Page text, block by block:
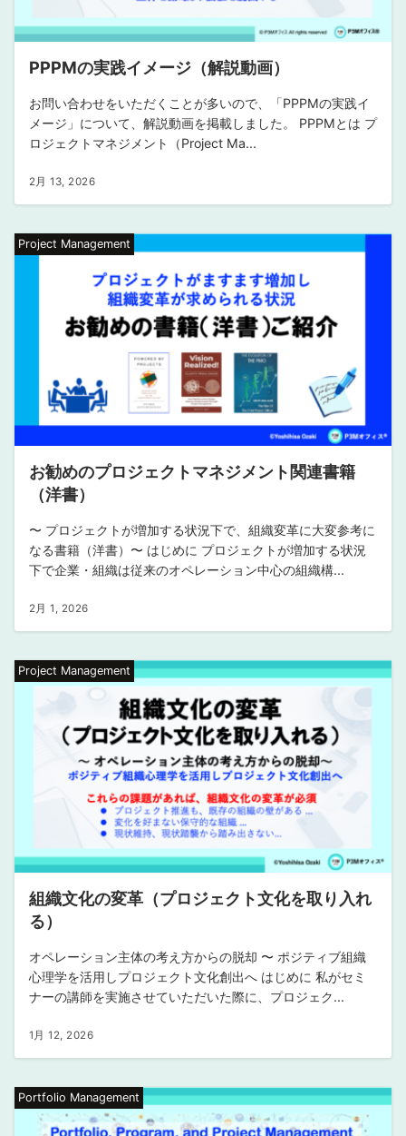
PPPMの実践イメージ（解説動画）
お問い合わせをいただくことが多いので、「PPPMの実践イ
メージ」について、解説動画を掲載しました。 PPPMとは プ
ロジェクトマネジメント（Project Ma...
2月 13, 2026
Project Management
お勧めのプロジェクトマネジメント関連書籍
（洋書）
〜 プロジェクトが増加する状況下で、組織変革に大変参考に
なる書籍（洋書）〜 はじめに プロジェクトが増加する状況
下で企業・組織は従来のオペレーション中心の組織構...
2月 1, 2026
Project Management
組織文化の変革（プロジェクト文化を取り入れ
る）
オペレーション主体の考え方からの脱却 〜 ポジティブ組織
心理学を活用しプロジェクト文化創出へ はじめに 私がセミ
ナーの講師を実施させていただいた際に、プロジェク...
1月 12, 2026
Portfolio Management